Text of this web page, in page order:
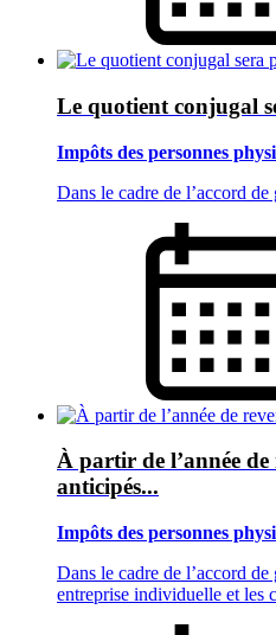
Le quotient conjugal
Impôts des personnes
Dans le cadre de l’accord
À partir de l’année
anticipés...
Impôts des personnes
Dans le cadre de l’accord
entreprise individuelle et les